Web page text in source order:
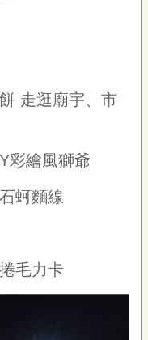
走逛廟宇、市
彩繪風獅爺
蚵麵線
毛力卡